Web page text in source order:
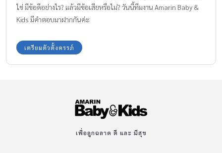
ไข่ มีข้อดีอย่างไร? แล้วมีข้อเสียหรือไม่? วันนี้ทีมงาน Amarin Baby &
Kids มีคำตอบมาฝากกันค่ะ
เตรียมตัวตั้งครรภ์
เพื่อลูกฉลาด ดี และ มีสุข